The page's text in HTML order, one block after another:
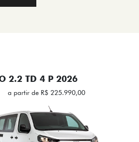
2.2 TD 4 P 2026
a partir de R$ 225.990,00